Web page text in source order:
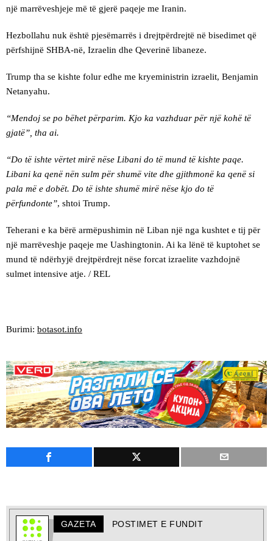
një marrëveshjeje më të gjerë paqeje me Iranin.
Hezbollahu nuk është pjesëmarrës i drejtpërdrejtë në bisedimet që
përfshijnë SHBA-në, Izraelin dhe Qeverinë libaneze.
Trump tha se kishte folur edhe me kryeministrin izraelit, Benjamin
Netanyahu.
“Mendoj se po bëhet përparim. Kjo ka vazhduar për një kohë të
gjatë”, tha ai.
“Do të ishte vërtet mirë nëse Libani do të mund të kishte paqe.
Libani ka qenë nën sulm për shumë vite dhe gjithmonë ka qenë si
pala më e dobët. Do të ishte shumë mirë nëse kjo do të
përfundonte”, shtoi Trump.
Teherani e ka bërë armëpushimin në Liban një nga kushtet e tij për
një marrëveshje paqeje me Uashingtonin. Ai ka lënë të kuptohet se
mund të ndërhyjë drejtpërdrejt nëse forcat izraelite vazhdojnë
sulmet intensive atje. / REL
Burimi: botasot.info
GAZETA POSTIMET E FUNDIT